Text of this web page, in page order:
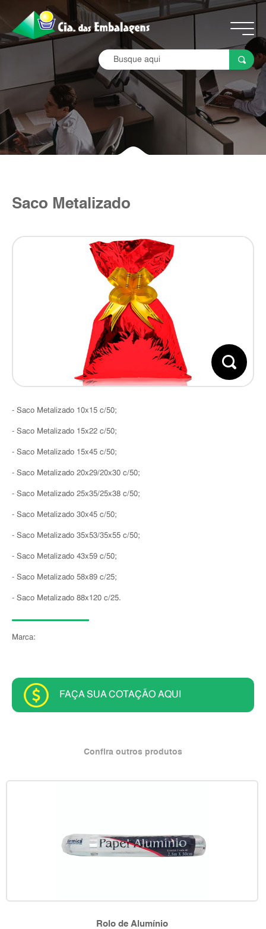
Saco Metalizado
- Saco Metalizado 10x15 c/50;
- Saco Metalizado 15x22 c/50;
- Saco Metalizado 15x45 c/50;
- Saco Metalizado 20x29/20x30 c/50;
- Saco Metalizado 25x35/25x38 c/50;
- Saco Metalizado 30x45 c/50;
- Saco Metalizado 35x53/35x55 c/50;
- Saco Metalizado 43x59 c/50;
- Saco Metalizado 58x89 c/25;
- Saco Metalizado 88x120 c/25.
Marca:
FAÇA SUA COTAÇÃO AQUI
Confira outros produtos
Rolo de Alumínio